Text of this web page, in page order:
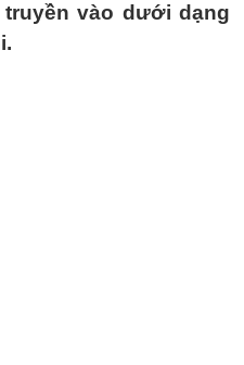
vào dưới dạng